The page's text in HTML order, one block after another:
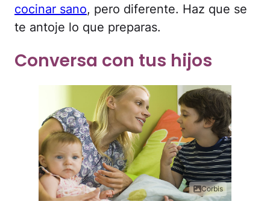
cocinar sano, pero diferente. Haz que se
te antoje lo que preparas.
Conversa con tus hijos
Corbis